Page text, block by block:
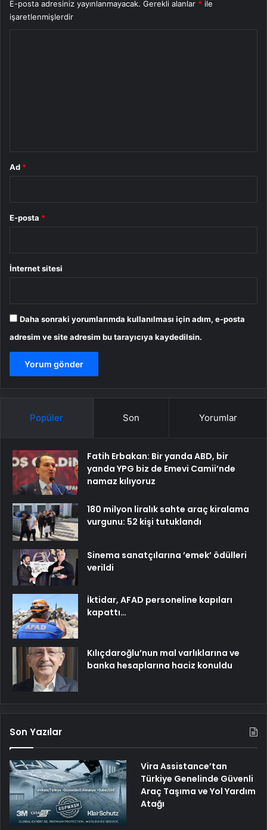
E-posta adresiniz yayınlanmayacak. Gerekli alanlar * ile
işaretlenmişlerdir
Ad *
E-posta *
İnternet sitesi
Daha sonraki yorumlarımda kullanılması için adım, e-posta
adresim ve site adresim bu tarayıcıya kaydedilsin.
Popüler Son Yorumlar
Fatih Erbakan: Bir yanda ABD, bir
yanda YPG biz de Emevi Camii’nde
namaz kılıyoruz
180 milyon liralık sahte araç kiralama
vurgunu: 52 kişi tutuklandı
Sinema sanatçılarına ’emek’ ödülleri
verildi
İktidar, AFAD personeline kapıları
kapattı…
Kılıçdaroğlu’nun mal varlıklarına ve
banka hesaplarına haciz konuldu
Son Yazılar
Vira Assistance’tan
Türkiye Genelinde Güvenli
Araç Taşıma ve Yol Yardım
Atağı